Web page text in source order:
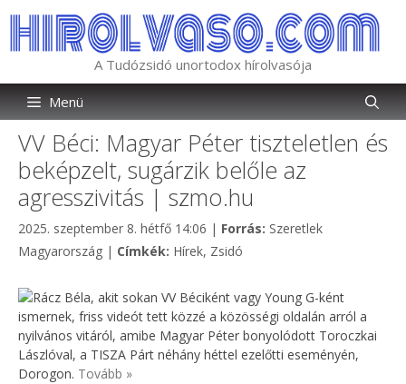
tartalomba
A Tudózsidó unortodox hírolvasója
Menü
VV Béci: Magyar Péter tiszteletlen és
beképzelt, sugárzik belőle az
agresszivitás | szmo.hu
2025. szeptember 8. hétfő 14:06 | Forrás: Kategória
Szeretlek
Magyarország | Címkék: Címkék
Hírek, Zsidó
Rácz Béla, akit sokan VV Béciként vagy Young G-ként
ismernek, friss videót tett közzé a közösségi oldalán arról a
nyilvános vitáról, amibe Magyar Péter bonyolódott Toroczkai
Lászlóval, a TISZA Párt néhány héttel ezelőtti eseményén,
Dorogon. Tovább »